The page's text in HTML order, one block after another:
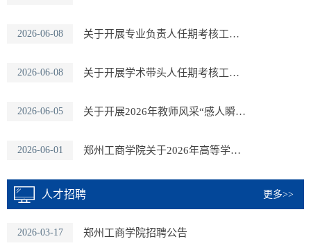
2026-06-08 关于开展专业负责人任期考核工作的通知
2026-06-08 关于开展学术带头人任期考核工作的通知
2026-06-05 关于开展2026年教师风采“感人瞬间”短视频征集活动的通知
2026-06-01 郑州工商学院关于2026年高等学校教师资格认定的通知
人才招聘 更多>>
2026-03-17 郑州工商学院招聘公告